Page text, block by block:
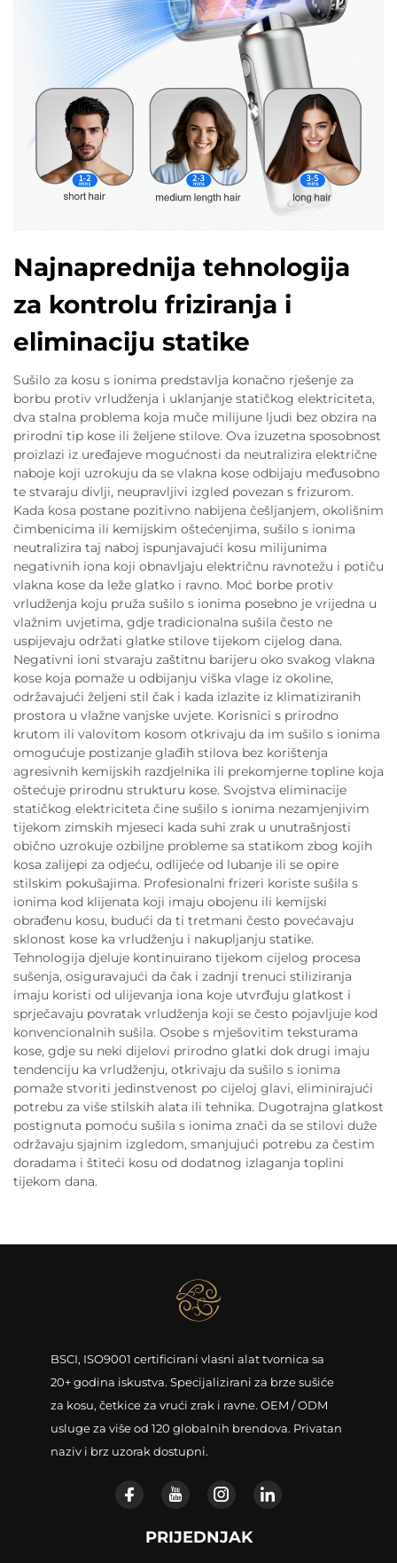
Najnaprednija tehnologija
za kontrolu friziranja i
eliminaciju statike
Sušilo za kosu s ionima predstavlja konačno rješenje za
borbu protiv vrludženja i uklanjanje statičkog elektriciteta,
dva stalna problema koja muče milijune ljudi bez obzira na
prirodni tip kose ili željene stilove. Ova izuzetna sposobnost
proizlazi iz uređajeve mogućnosti da neutralizira električne
naboje koji uzrokuju da se vlakna kose odbijaju međusobno
te stvaraju divlji, neupravljivi izgled povezan s frizurom.
Kada kosa postane pozitivno nabijena češljanjem, okolišnim
čimbenicima ili kemijskim oštećenjima, sušilo s ionima
neutralizira taj naboj ispunjavajući kosu milijunima
negativnih iona koji obnavljaju električnu ravnotežu i potiču
vlakna kose da leže glatko i ravno. Moć borbe protiv
vrludženja koju pruža sušilo s ionima posebno je vrijedna u
vlažnim uvjetima, gdje tradicionalna sušila često ne
uspijevaju održati glatke stilove tijekom cijelog dana.
Negativni ioni stvaraju zaštitnu barijeru oko svakog vlakna
kose koja pomaže u odbijanju viška vlage iz okoline,
održavajući željeni stil čak i kada izlazite iz klimatiziranih
prostora u vlažne vanjske uvjete. Korisnici s prirodno
krutom ili valovitom kosom otkrivaju da im sušilo s ionima
omogućuje postizanje glađih stilova bez korištenja
agresivnih kemijskih razdjelnika ili prekomjerne topline koja
oštećuje prirodnu strukturu kose. Svojstva eliminacije
statičkog elektriciteta čine sušilo s ionima nezamjenjivim
tijekom zimskih mjeseci kada suhi zrak u unutrašnjosti
obično uzrokuje ozbiljne probleme sa statikom zbog kojih
kosa zalijepi za odjeću, odlijeće od lubanje ili se opire
stilskim pokušajima. Profesionalni frizeri koriste sušila s
ionima kod klijenata koji imaju obojenu ili kemijski
obrađenu kosu, budući da ti tretmani često povećavaju
sklonost kose ka vrludženju i nakupljanju statike.
Tehnologija djeluje kontinuirano tijekom cijelog procesa
sušenja, osiguravajući da čak i zadnji trenuci stiliziranja
imaju koristi od ulijevanja iona koje utvrđuju glatkost i
sprječavaju povratak vrludženja koji se često pojavljuje kod
konvencionalnih sušila. Osobe s mješovitim teksturama
kose, gdje su neki dijelovi prirodno glatki dok drugi imaju
tendenciju ka vrludženju, otkrivaju da sušilo s ionima
pomaže stvoriti jedinstvenost po cijeloj glavi, eliminirajući
potrebu za više stilskih alata ili tehnika. Dugotrajna glatkost
postignuta pomoću sušila s ionima znači da se stilovi duže
održavaju sjajnim izgledom, smanjujući potrebu za čestim
doradama i štiteći kosu od dodatnog izlaganja toplini
tijekom dana.
BSCI, ISO9001 certificirani vlasni alat tvornica sa
20+ godina iskustva. Specijalizirani za brze sušiće
za kosu, četkice za vrući zrak i ravne. OEM / ODM
usluge za više od 120 globalnih brendova. Privatan
naziv i brz uzorak dostupni.
PRIJEDNJAK